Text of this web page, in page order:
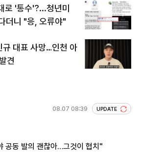
로 '통수'?...청년미
더니 "응, 오류야"
규 대표 사망…인천 아
견
08.07 08:39 UPDATE
공동 발의 괜찮아…그것이 협치"